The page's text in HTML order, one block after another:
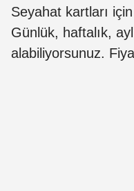
Seyahat kartları
Günlük, haftalık,
alabiliyorsunuz.